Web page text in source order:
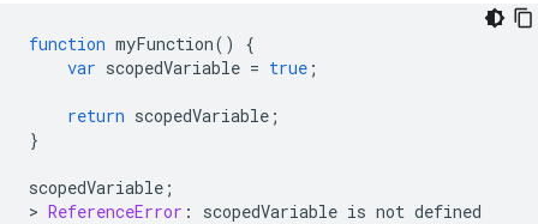
function myFunction()
{
var scopedVariable = true ;
return scopedVariable ;
}
scopedVariable ;
> ReferenceError : scopedVariable is not defined